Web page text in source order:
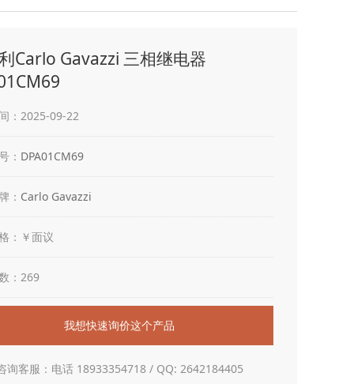
Carlo Gavazzi 三相继电器
：2025-09-22
： DPA01CM69
： Carlo Gavazzi
：￥面议
：269
我想快速询价这个产品
询客服：电话 18933354718 / QQ: 2642184405